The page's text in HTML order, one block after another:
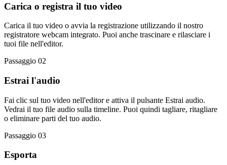
Carica o registra il tuo video
Carica il tuo video o avvia la registrazione utilizzando il nostro
registratore webcam integrato. Puoi anche trascinare e rilasciare i
tuoi file nell'editor.
Passaggio 02
Estrai l'audio
Fai clic sul tuo video nell'editor e attiva il pulsante Estrai audio.
Vedrai il tuo file audio sulla timeline. Puoi quindi tagliare, ritagliare
o eliminare parti del tuo audio.
Passaggio 03
Esporta